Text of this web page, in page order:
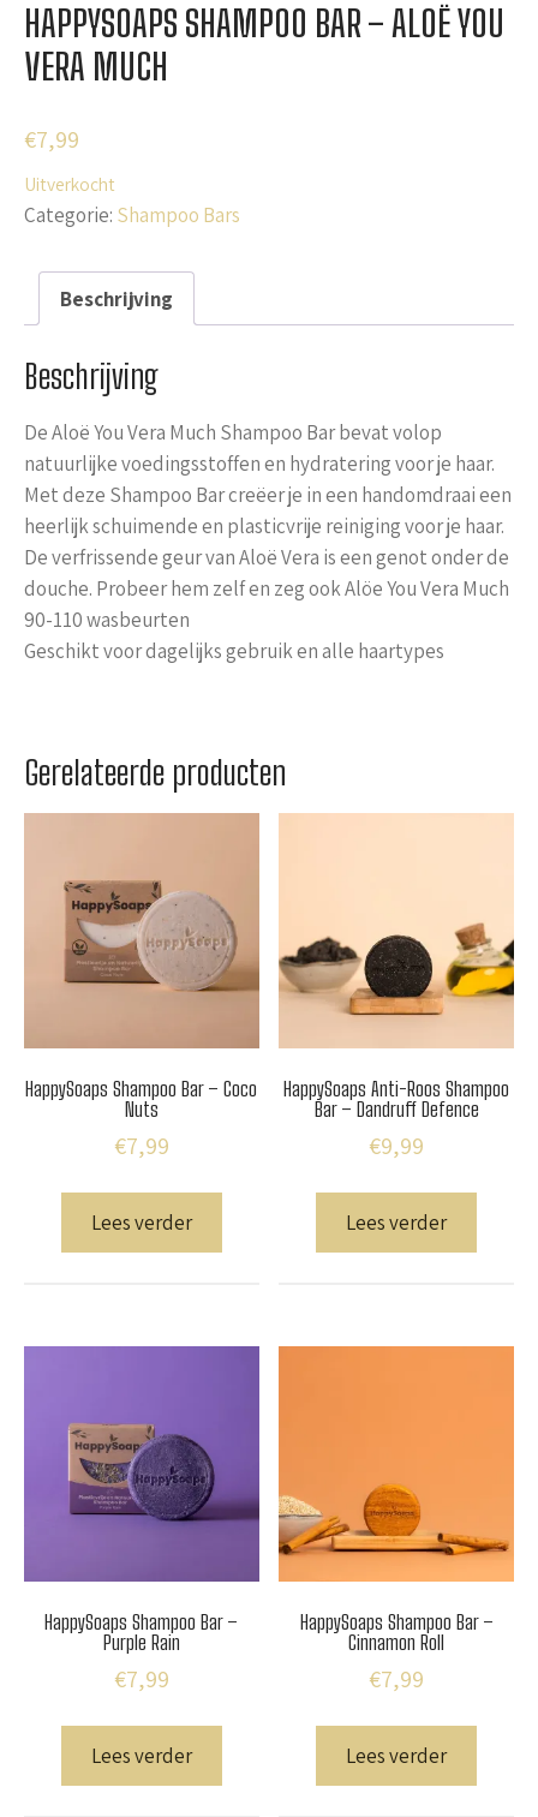
HAPPYSOAPS SHAMPOO BAR – ALOË YOU
VERA MUCH
€7,99
Uitverkocht
Categorie: Shampoo Bars
Beschrijving
Beschrijving
De Aloë You Vera Much Shampoo Bar bevat volop
natuurlijke voedingsstoffen en hydratering voor je haar.
Met deze Shampoo Bar creëer je in een handomdraai een
heerlijk schuimende en plasticvrije reiniging voor je haar.
De verfrissende geur van Aloë Vera is een genot onder de
douche. Probeer hem zelf en zeg ook Alöe You Vera Much
90-110 wasbeurten
Geschikt voor dagelijks gebruik en alle haartypes
Gerelateerde producten
HappySoaps Shampoo Bar – Coco
Nuts
€7,99
Lees verder
HappySoaps Anti-Roos Shampoo
Bar – Dandruff Defence
€9,99
Lees verder
HappySoaps Shampoo Bar –
Purple Rain
€7,99
Lees verder
HappySoaps Shampoo Bar –
Cinnamon Roll
€7,99
Lees verder